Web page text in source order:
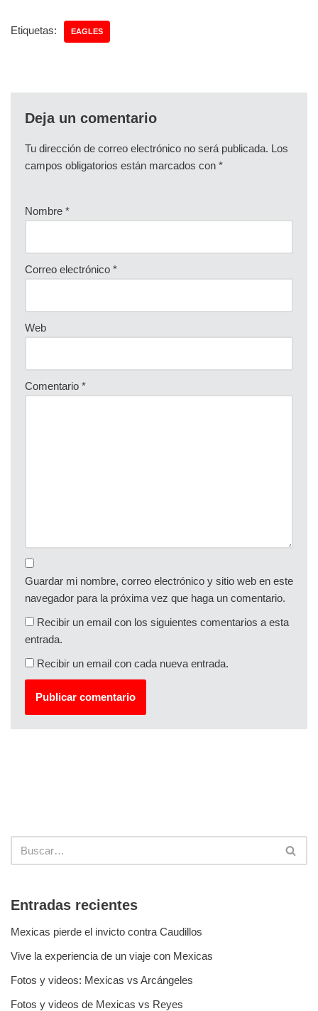
Etiquetas: EAGLES
Deja un comentario
Tu dirección de correo electrónico no será publicada. Los
campos obligatorios están marcados con *
Nombre *
Correo electrónico *
Web
Comentario *
Guardar mi nombre, correo electrónico y sitio web en este
navegador para la próxima vez que haga un comentario.
Recibir un email con los siguientes comentarios a esta
entrada.
Recibir un email con cada nueva entrada.
Entradas recientes
Mexicas pierde el invicto contra Caudillos
Vive la experiencia de un viaje con Mexicas
Fotos y videos: Mexicas vs Arcángeles
Fotos y videos de Mexicas vs Reyes